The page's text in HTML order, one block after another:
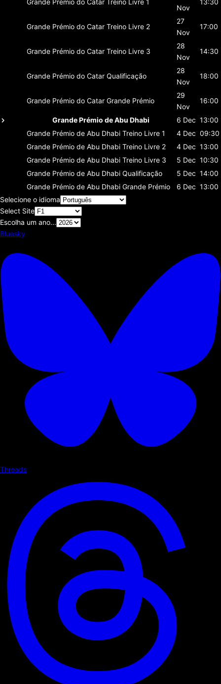
Nov
Grande Prémio do Catar Treino Livre 2
27
Nov
17:00
Grande Prémio do Catar Treino Livre 3
28
Nov
14:30
Grande Prémio do Catar Qualificação
28
Nov
18:00
Grande Prémio do Catar Grande Prémio
29
Nov
16:00
Grande Prémio de Abu Dhabi 6 Dec 13:00
Grande Prémio de Abu Dhabi Treino Livre 1 4 Dec 09:30
Grande Prémio de Abu Dhabi Treino Livre 2 4 Dec 13:00
Grande Prémio de Abu Dhabi Treino Livre 3 5 Dec 10:30
Grande Prémio de Abu Dhabi Qualificação 5 Dec 14:00
Grande Prémio de Abu Dhabi Grande Prémio 6 Dec 13:00
Selecione o idioma
Select Site
Escolha um ano...
Bluesky
Threads